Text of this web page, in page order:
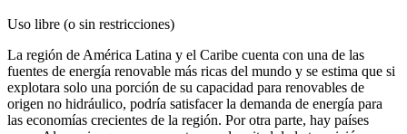
Uso libre (o sin restricciones)
La región de América Latina y el Caribe cuenta con una de las
fuentes de energía renovable más ricas del mundo y se estima que si
explotara solo una porción de su capacidad para renovables de
origen no hidráulico, podría satisfacer la demanda de energía para
las economías crecientes de la región. Por otra parte, hay países